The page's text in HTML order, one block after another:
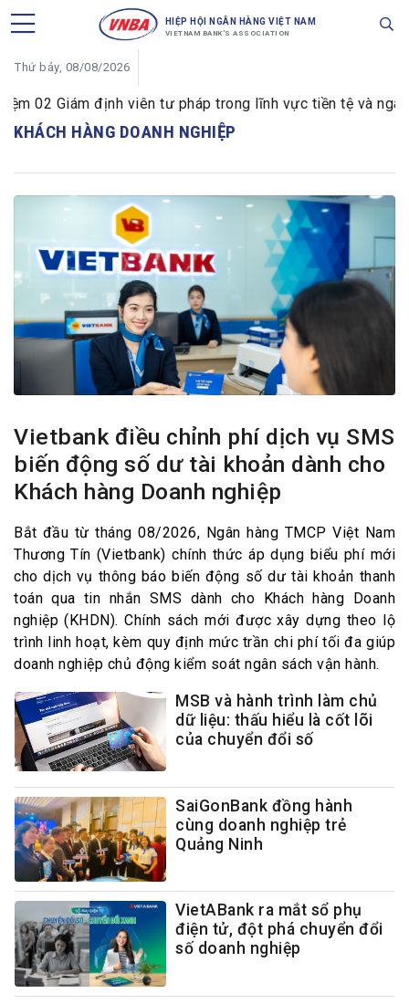
HIỆP HỘI NGÂN HÀNG VIỆT NAM
VIETNAM BANK'S ASSOCIATION
Thứ bảy, 08/08/2026
02 Giám định viên tư pháp trong lĩnh vực tiền tệ và ngân
KHÁCH HÀNG DOANH NGHIỆP
Vietbank điều chỉnh phí dịch vụ SMS
biến động số dư tài khoản dành cho
Khách hàng Doanh nghiệp
Bắt đầu từ tháng 08/2026, Ngân hàng TMCP Việt Nam
Thương Tín (Vietbank) chính thức áp dụng biểu phí mới
cho dịch vụ thông báo biến động số dư tài khoản thanh
toán qua tin nhắn SMS dành cho Khách hàng Doanh
nghiệp (KHDN). Chính sách mới được xây dựng theo lộ
trình linh hoạt, kèm quy định mức trần chi phí tối đa giúp
doanh nghiệp chủ động kiểm soát ngân sách vận hành.
MSB và hành trình làm chủ
dữ liệu: thấu hiểu là cốt lõi
của chuyển đổi số
SaiGonBank đồng hành
cùng doanh nghiệp trẻ
Quảng Ninh
VietABank ra mắt sổ phụ
điện tử, đột phá chuyển đổi
số doanh nghiệp